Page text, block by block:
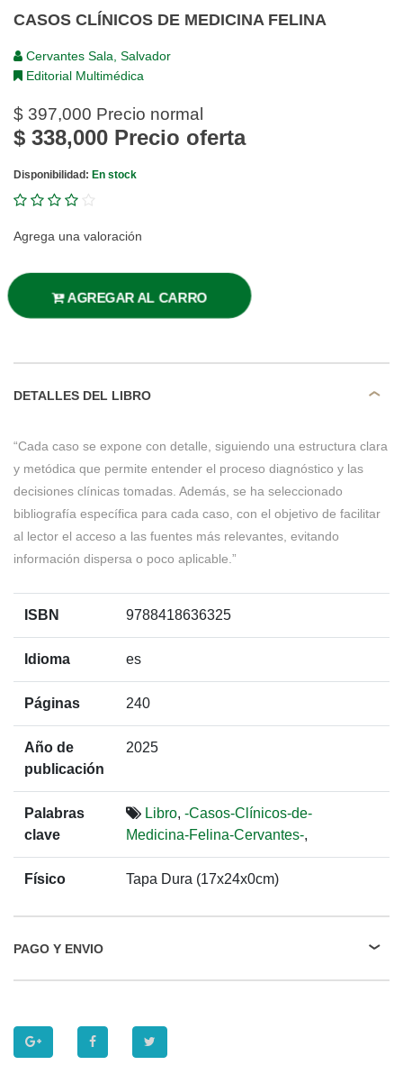
CASOS CLÍNICOS DE MEDICINA FELINA
Cervantes Sala, Salvador
Editorial Multimédica
$ 397,000 Precio normal
$ 338,000 Precio oferta
Disponibilidad: En stock
Agrega una valoración
AGREGAR AL CARRO
DETALLES DEL LIBRO
“Cada caso se expone con detalle, siguiendo una estructura clara
y metódica que permite entender el proceso diagnóstico y las
decisiones clínicas tomadas. Además, se ha seleccionado
bibliografía específica para cada caso, con el objetivo de facilitar
al lector el acceso a las fuentes más relevantes, evitando
información dispersa o poco aplicable.”
ISBN 9788418636325
Idioma es
Páginas 240
Año de
publicación
2025
Palabras
clave
Libro, -Casos-Clínicos-de-
Medicina-Felina-Cervantes-,
Físico Tapa Dura (17x24x0cm)
PAGO Y ENVIO